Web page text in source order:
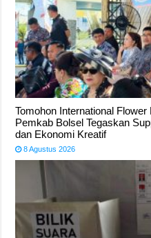
Tomohon International
Pemkab Bolsel Tegaskan
dan Ekonomi Kreatif
8 Agustus 2026